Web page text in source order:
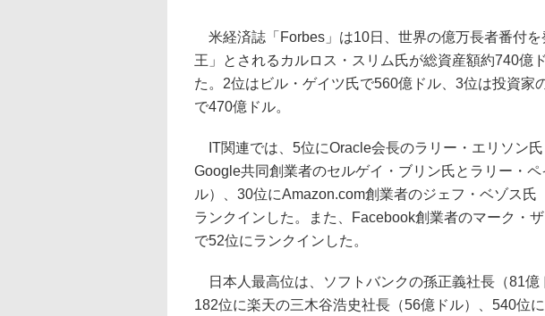
米経済誌「Forbes」は10日、世界の億万長者番付
王」とされるカルロス・スリム氏が総資産額約740億
た。2位はビル・ゲイツ氏で560億ドル、3位は投資家
で470億ドル。
IT関連では、5位にOracle会長のラリー・エリソン
Google共同創業者のセルゲイ・ブリン氏とラリー・
ル）、30位にAmazon.com創業者のジェフ・ベゾス氏
ランクインした。また、Facebook創業者のマーク・
で52位にランクインした。
日本人最高位は、ソフトバンクの孫正義社長（81億
182位に楽天の三木谷浩史社長（56億ドル）、540位